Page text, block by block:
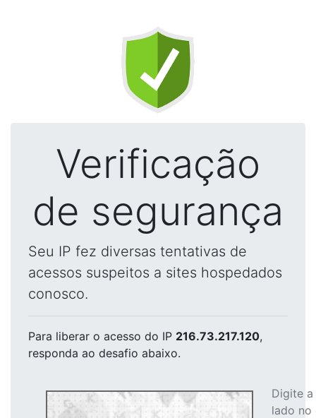
Verificação
de segurança
Seu IP fez diversas tentativas de
acessos suspeitos a sites hospedados
conosco.
Para liberar o acesso do IP 216.73.217.120,
responda ao desafio abaixo.
Digite
lado no